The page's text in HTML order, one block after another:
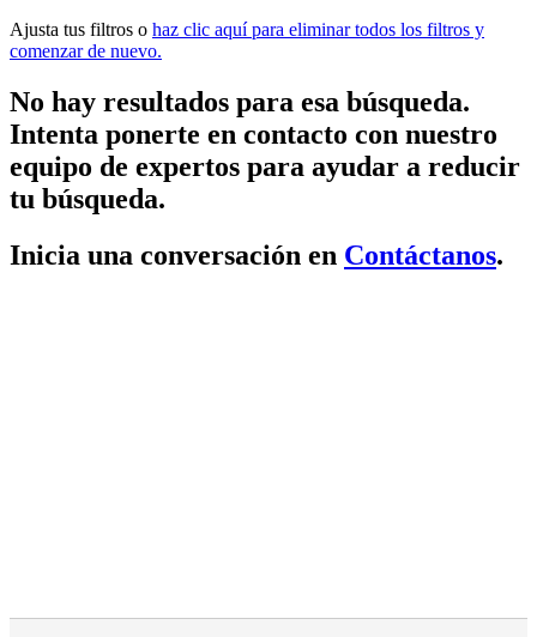
Ajusta tus filtros o haz clic aquí para eliminar todos los filtros y
comenzar de nuevo.
No hay resultados para esa búsqueda.
Intenta ponerte en contacto con nuestro
equipo de expertos para ayudar a reducir
tu búsqueda.
Inicia una conversación en Contáctanos.